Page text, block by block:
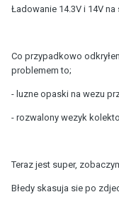
Ładowanie 14.3V i 14V na
Co przypadkowo
problemem to;
- luzne opaski na wezu
- rozwalony wezyk
Teraz jest super,
Błedy skasuja sie po